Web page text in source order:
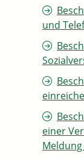
und
einer